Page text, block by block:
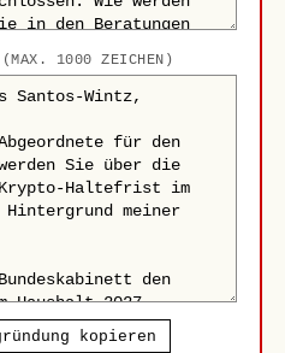
(MAX. 1000 ZEICHEN)
kopieren